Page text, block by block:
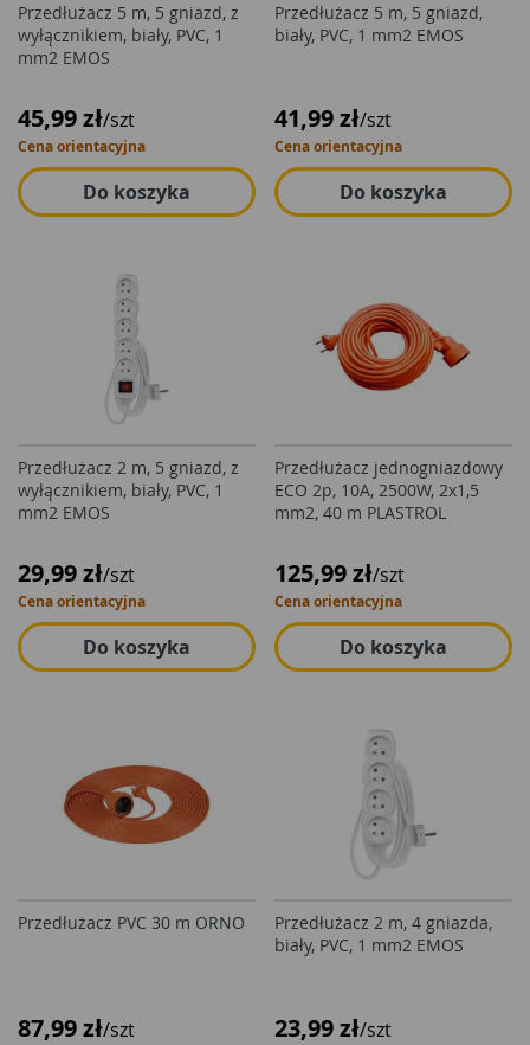
Przedłużacz 5 m, 5 gniazd, z
wyłącznikiem, biały, PVC, 1
mm2 EMOS
45,99 zł/szt
Cena orientacyjna
Do koszyka
Przedłużacz 5 m, 5 gniazd,
biały, PVC, 1 mm2 EMOS
41,99 zł/szt
Cena orientacyjna
Do koszyka
Przedłużacz 2 m, 5 gniazd, z
wyłącznikiem, biały, PVC, 1
mm2 EMOS
29,99 zł/szt
Cena orientacyjna
Do koszyka
Przedłużacz jednogniazdowy
ECO 2p, 10A, 2500W, 2x1,5
mm2, 40 m PLASTROL
125,99 zł/szt
Cena orientacyjna
Do koszyka
Przedłużacz PVC 30 m ORNO
87,99 zł/szt
Przedłużacz 2 m, 4 gniazda,
biały, PVC, 1 mm2 EMOS
23,99 zł/szt